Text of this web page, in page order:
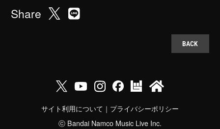
Share
BACK
サイト利用について ｜ プライバシーポリシー
ⓒ Bandai Namco Music Live Inc.